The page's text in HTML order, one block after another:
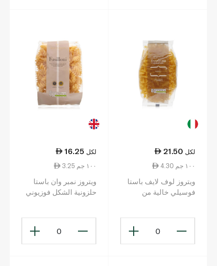
21.50 لكل
4.30 ١٠٠ جم
ويتروز لوف لايف باستا
فوسيلي خالية من
0
16.25 لكل
3.25 ١٠٠ جم
ويتروز نمبر وان باستا
حلزونية الشكل فوزيوني
0